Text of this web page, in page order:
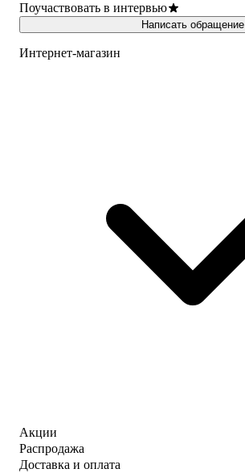
Поучаствовать в интервью
Написать обращение
Интернет-магазин
Акции
Распродажа
Доставка и оплата